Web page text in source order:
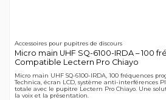
Accessoires pour pupitres de discours
Micro main UHF SQ-6100-IRDA – 100
Compatible Lectern Pro Chiayo
Micro main UHF SQ-6100-IRDA, 100 fréquences
Technica, écran LCD, système anti-interférences
totale avec le pupitre Lectern Pro Chiayo. Une
la voix et la présentation.